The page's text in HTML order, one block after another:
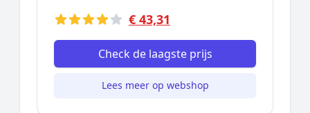
€ 43,31
Check de laagste prijs
Lees meer op webshop